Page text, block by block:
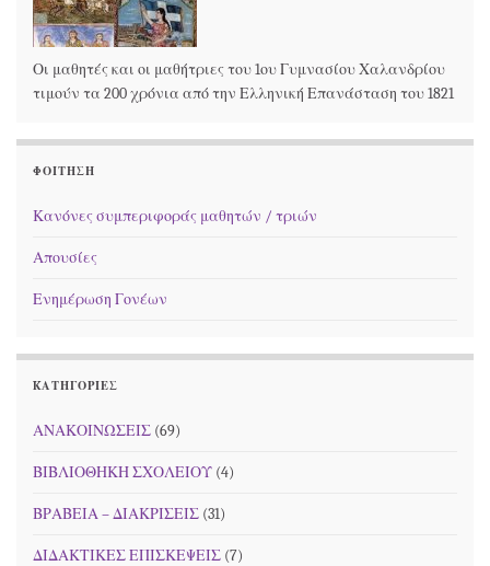
Οι μαθητές και οι μαθήτριες του 1ου Γυμνασίου Χαλανδρίου
τιμούν τα 200 χρόνια από την Ελληνική Επανάσταση του 1821
ΦΟΊΤΗΣΗ
Κανόνες συμπεριφοράς μαθητών / τριών
Απουσίες
Ενημέρωση Γονέων
KΑΤΗΓΟΡΊΕΣ
ΑΝΑΚΟΙΝΩΣΕΙΣ (69)
ΒΙΒΛΙΟΘΗΚΗ ΣΧΟΛΕΙΟΥ (4)
ΒΡΑΒΕΙΑ – ΔΙΑΚΡΙΣΕΙΣ (31)
ΔΙΔΑΚΤΙΚΕΣ ΕΠΙΣΚΕΨΕΙΣ (7)